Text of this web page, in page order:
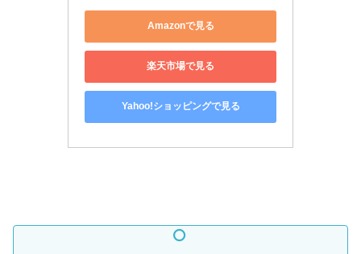
Amazonで見る
楽天市場で見る
Yahoo!ショッピングで見る